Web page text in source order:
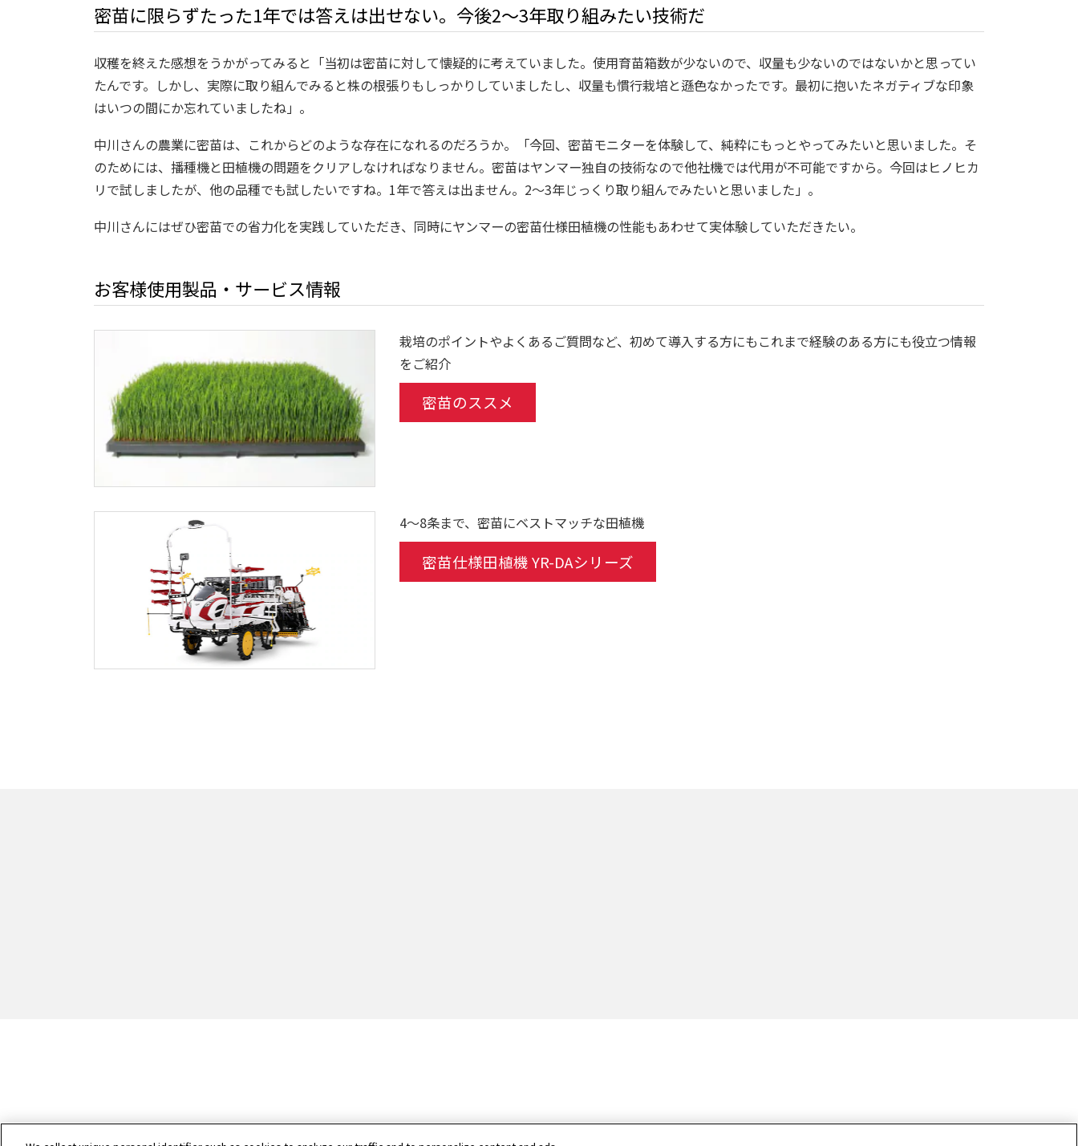
密苗に限らずたった1年では答えは出せない。今後2～3年取り組みたい技術だ
収穫を終えた感想をうかがってみると「当初は密苗に対して懐疑的に考えていました。使用育苗箱数が少ないので、収量も少ないのではないかと思ってい
たんです。しかし、実際に取り組んでみると株の根張りもしっかりしていましたし、収量も慣行栽培と遜色なかったです。最初に抱いたネガティブな印象
はいつの間にか忘れていましたね」。
中川さんの農業に密苗は、これからどのような存在になれるのだろうか。「今回、密苗モニターを体験して、純粋にもっとやってみたいと思いました。そ
のためには、播種機と田植機の問題をクリアしなければなりません。密苗はヤンマー独自の技術なので他社機では代用が不可能ですから。今回はヒノヒカ
リで試しましたが、他の品種でも試したいですね。1年で答えは出ません。2～3年じっくり取り組んでみたいと思いました」。
中川さんにはぜひ密苗での省力化を実践していただき、同時にヤンマーの密苗仕様田植機の性能もあわせて実体験していただきたい。
お客様使用製品・サービス情報
栽培のポイントやよくあるご質問など、初めて導入する方にもこれまで経験のある方にも役立つ情報
をご紹介
密苗のススメ
4～8条まで、密苗にベストマッチな田植機
密苗仕様田植機 YR-DAシリーズ